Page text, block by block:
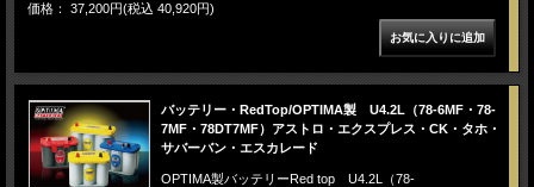
価格： 37,200円(税込 40,920円)
バッテリー・RedTop/OPTIMA製 U4.2L（78-6MF・78-
7MF・78DT7MF）アストロ・エクスプレス・CK・タホ・
サバーバン・エスカレード
OPTIMA製バッテリーRed top U4.2L（78-